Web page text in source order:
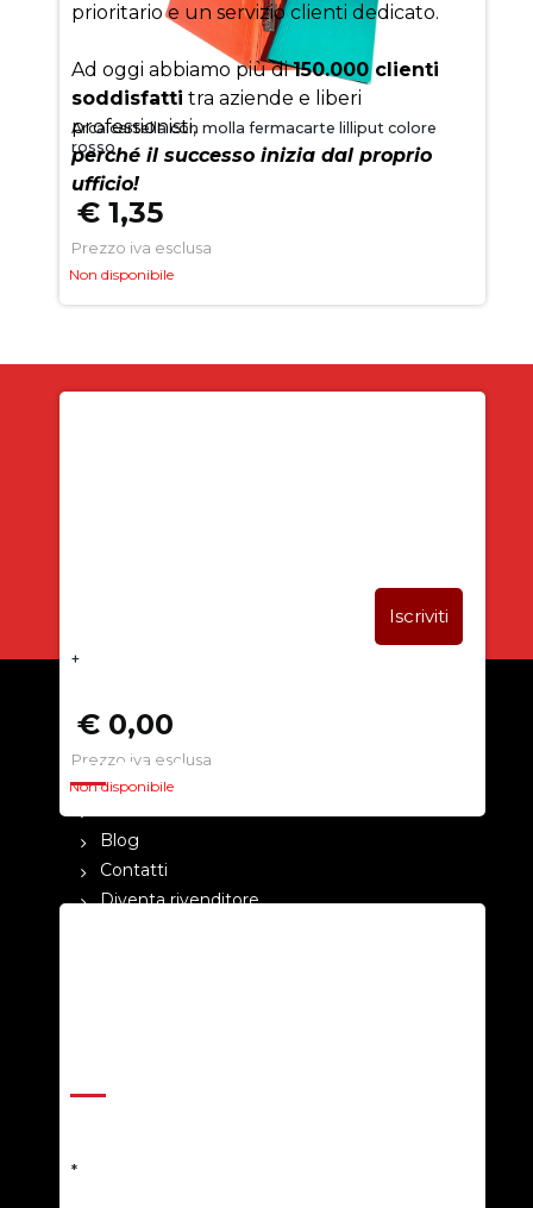
Arca cartella con molla fermacarte lilliput colore
rosso
€ 1,35
Prezzo iva esclusa
Non disponibile
+
€ 0,00
Prezzo iva esclusa
Non disponibile
*
prioritario e un servizio clienti dedicato.
Ad oggi abbiamo più di150.000 clienti
soddisfatti tra aziende e liberi
professionisti,
perché il successo inizia dal proprio
ufficio!
CHI SIAMO
Blog
Contatti
Diventa rivenditore